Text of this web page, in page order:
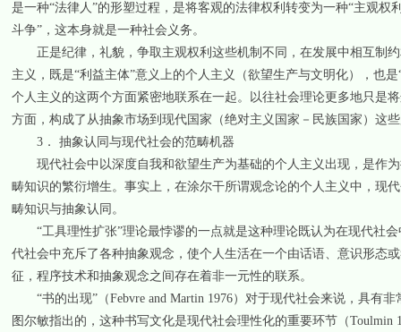
是一种“法律人”的形塑过程，是将客观的法律权利转变为一种“主观
斗争”，这本身就是一种社会义务。
正是纪律，礼貌，争取主观权利这些机制不同，在发展中相互制约
主义，既是“利益主体”意义上的个人主义（欲望生产与文明化），也
个人主义的这两个方面紧密地联系在一起。以往社会理论更多地只是
方面，构成了从抽象市场到现代国家（绝对主义国家－民族国家）这
3． 抽象认同与现代社会的范畴机器
现代社会中以深度自我和欲望生产为基础的个人主义出现，是作为
畴知识的繁衍增生。事实上，在涂尔干所谓观念论的个人主义中，现
畴知识与抽象认同。
“工具理性扩张”理论最悖谬的一点就是这种理论既认为在现代社会
代社会中充斥了各种抽象观念，使个人生活在一个由话语、意识形态
征，程序技术和抽象观念之间存在着非一元性的联系。
“书的出现”（Febvre and Martin 1976）对于现代社会来说，具有
图尔敏指出的，这种书写文化是现代社会理性化的重要环节（